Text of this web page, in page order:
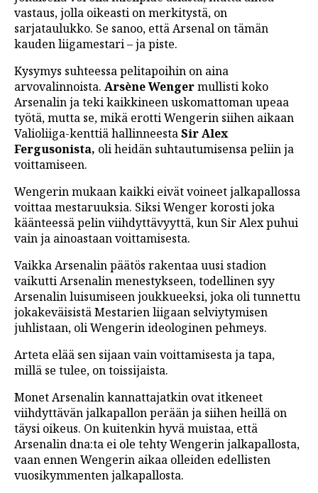
vastaus, jolla oikeasti on merkitystä, on
sarjataulukko. Se sanoo, että Arsenal on tämän
kauden liigamestari – ja piste.
Kysymys suhteessa pelitapoihin on aina
arvovalinnoista. Arsène Wengermullisti koko
Arsenalin ja teki kaikkineen uskomattoman upeaa
työtä, mutta se, mikä erotti Wengerin siihen aikaan
Valioliiga-kenttiä hallinneestaSir Alex
Fergusonista, oli heidän suhtautumisensa peliin ja
voittamiseen.
Wengerin mukaan kaikki eivät voineet jalkapallossa
voittaa mestaruuksia. Siksi Wenger korosti joka
käänteessä pelin viihdyttävyyttä, kun Sir Alex puhui
vain ja ainoastaan voittamisesta.
Vaikka Arsenalin päätös rakentaa uusi stadion
vaikutti Arsenalin menestykseen, todellinen syy
Arsenalin luisumiseen joukkueeksi, joka oli tunnettu
jokakeväisistä Mestarien liigaan selviytymisen
juhlistaan, oli Wengerin ideologinen pehmeys.
Arteta elää sen sijaan vain voittamisesta ja tapa,
millä se tulee, on toissijaista.
Monet Arsenalin kannattajatkin ovat itkeneet
viihdyttävän jalkapallon perään ja siihen heillä on
täysi oikeus. On kuitenkin hyvä muistaa, että
Arsenalin dna:ta ei ole tehty Wengerin jalkapallosta,
vaan ennen Wengerin aikaa olleiden edellisten
vuosikymmenten jalkapallosta.